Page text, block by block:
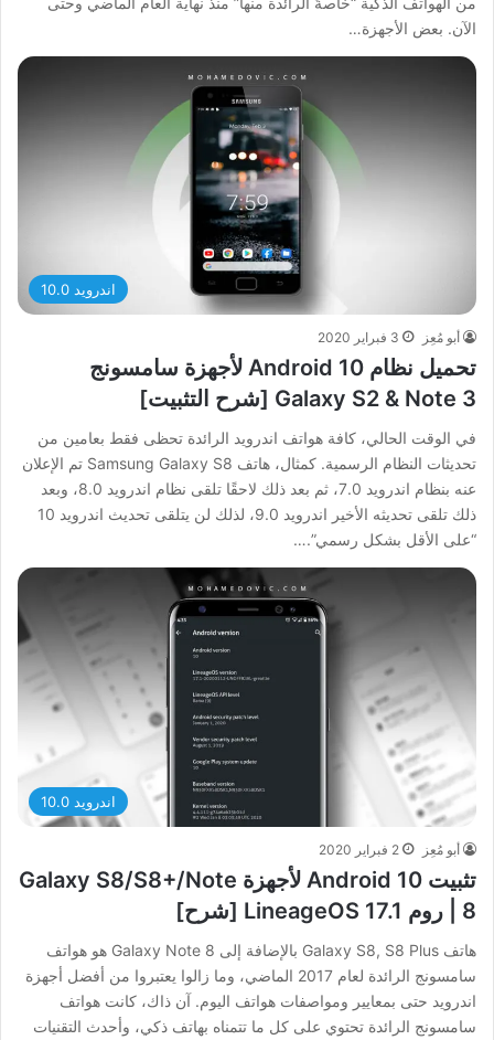
الآن. بعض الأجهزة…
اندرويد 10.0
أبو مُعِز 3 فبراير 2020
تحميل نظام Android 10 لأجهزة سامسونج
Galaxy S2 & Note 3 [شرح التثبيت]
في الوقت الحالي، كافة هواتف اندرويد الرائدة تحظى فقط بعامين من
تحديثات النظام الرسمية. كمثال، هاتف Samsung Galaxy S8 تم الإعلان
عنه بنظام اندرويد 7.0، ثم بعد ذلك لاحقًا تلقى نظام اندرويد 8.0، وبعد
ذلك تلقى تحديثه الأخير اندرويد 9.0، لذلك لن يتلقى تحديث اندرويد 10
“على الأقل بشكل رسمي”.…
اندرويد 10.0
أبو مُعِز 2 فبراير 2020
تثبيت Android 10 لأجهزة Galaxy S8/S8+/Note
8 | روم LineageOS 17.1 [شرح]
هاتف Galaxy S8, S8 Plus بالإضافة إلى Galaxy Note 8 هو هواتف
سامسونج الرائدة لعام 2017 الماضي، وما زالوا يعتبروا من أفضل أجهزة
اندرويد حتى بمعايير ومواصفات هواتف اليوم. آن ذاك، كانت هواتف
سامسونج الرائدة تحتوي على كل ما تتمناه بهاتف ذكي، وأحدث التقنيات